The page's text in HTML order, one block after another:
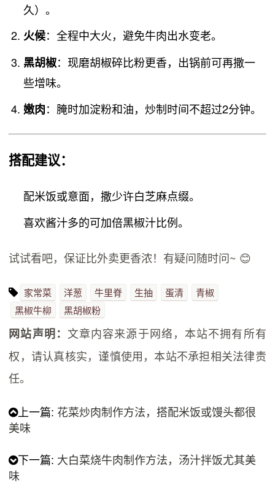
久）。
火候：全程中大火，避免牛肉出水变老。
黑胡椒：现磨胡椒碎比粉更香，出锅前可再撒一
些增味。
嫩肉：腌时加淀粉和油，炒制时间不超过2分钟。
搭配建议：
配米饭或意面，撒少许白芝麻点缀。
喜欢酱汁多的可加倍黑椒汁比例。
试试看吧，保证比外卖更香浓！有疑问随时问~ 😊
家常菜 洋葱 牛里脊 生抽 蛋清
青椒
黑椒牛柳
黑胡椒粉
网站声明： 文章内容来源于网络，本站不拥有所有
权，请认真核实，谨慎使用，本站不承担相关法律责
任。
上一篇: 花菜炒肉制作方法，搭配米饭或馒头都很
美味
下一篇: 大白菜烧牛肉制作方法，汤汁拌饭尤其美
味